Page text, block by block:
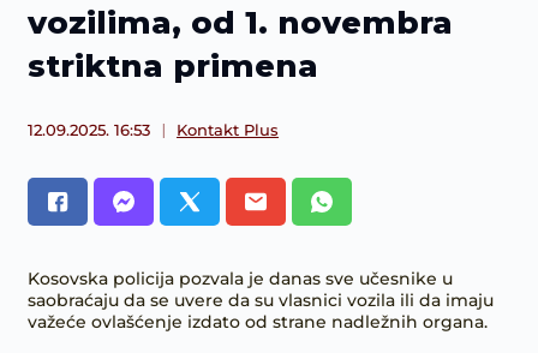
vozilima, od 1. novembra
striktna primena
12.09.2025. 16:53 Kontakt Plus
Kosovska policija pozvala je danas sve učesnike u
saobraćaju da se uvere da su vlasnici vozila ili da imaju
važeće ovlašćenje izdato od strane nadležnih organa.